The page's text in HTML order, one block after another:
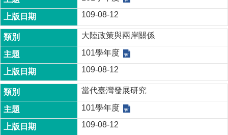
109-08-12
大陸政策與兩岸關係
101學年度
109-08-12
當代臺灣發展研究
101學年度
109-08-12